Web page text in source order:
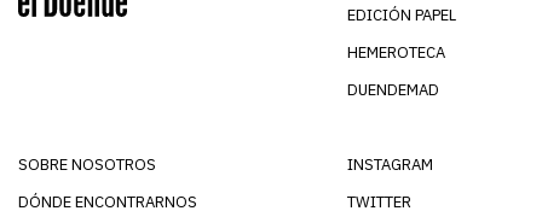
EDICIÓN PAPEL
HEMEROTECA
DUENDEMAD
SOBRE NOSOTROS
DÓNDE ENCONTRARNOS
INSTAGRAM
TWITTER